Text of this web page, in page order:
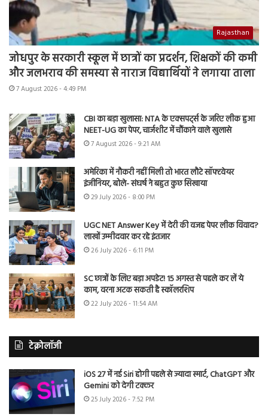
Rajasthan
जोधपुर के सरकारी स्कूल में छात्रों का प्रदर्शन, शिक्षकों की कमी
और जलभराव की समस्या से नाराज विद्यार्थियों ने लगाया ताला
7 August 2026 - 4:49 PM
CBI का बड़ा खुलासा: NTA के एक्सपर्ट्स के जरिए लीक हुआ
NEET-UG का पेपर, चार्जशीट में चौंकाने वाले खुलासे
7 August 2026 - 9:21 AM
अमेरिका में नौकरी नहीं मिली तो भारत लौटे सॉफ्टवेयर
इंजीनियर, बोले- संघर्ष ने बहुत कुछ सिखाया
29 July 2026 - 8:00 PM
UGC NET Answer Key में देरी की वजह पेपर लीक विवाद?
लाखों उम्मीदवार कर रहे इंतजार
26 July 2026 - 6:11 PM
SC छात्रों के लिए बड़ा अपडेट! 15 अगस्त से पहले कर लें ये
काम, वरना अटक सकती है स्कॉलरशिप
22 July 2026 - 11:54 AM
टेक्नोलॉजी
iOS 27 में नई Siri होगी पहले से ज्यादा स्मार्ट, ChatGPT और
Gemini को देगी टक्कर
25 July 2026 - 7:52 PM